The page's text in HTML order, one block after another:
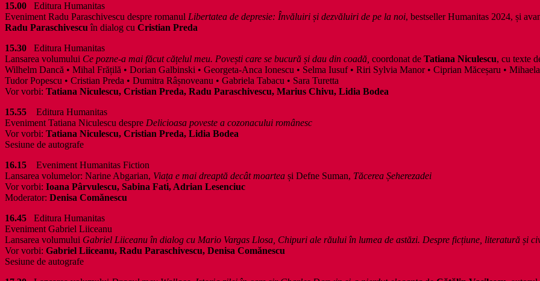
15.00 Editura Humanitas
Eveniment Radu Paraschivescu despre romanul Libertatea de depresie: Învăluiri și dezvăluiri de pe la noi, bestseller Humanitas 2024, și
Radu Paraschivescu în dialog cu Cristian Preda
15.30 Editura Humanitas
Lansarea volumului Ce pozne-a mai făcut cățelul meu. Povești care se bucură și dau din coadă, coordonat de Tatiana Niculescu, cu texte
Wilhelm Dancă • Mihal Frățilă • Dorian Galbinski • Georgeta-Anca Ionescu • Selma Iusuf • Riri Sylvia Manor • Ciprian Măceșaru •
Tudor Popescu • Cristian Preda • Dumitra Râșnoveanu • Gabriela Tabacu • Sara Turetta
Vor vorbi: Tatiana Niculescu, Cristian Preda, Radu Paraschivescu, Marius Chivu, Lidia Bodea
15.55 Editura Humanitas
Eveniment Tatiana Niculescu despre Delicioasa poveste a cozonacului românesc
Vor vorbi: Tatiana Niculescu, Cristian Preda, Lidia Bodea
Sesiune de autografe
16.15 Eveniment Humanitas Fiction
Lansarea volumelor: Narine Abgarian, Viața e mai dreaptă decât moartea și Defne Suman, Tăcerea Șeherezadei
Vor vorbi: Ioana Pârvulescu, Sabina Fati, Adrian Lesenciuc
Moderator: Denisa Comănescu
16.45 Editura Humanitas
Eveniment Gabriel Liiceanu
Lansarea volumului Gabriel Liiceanu în dialog cu Mario Vargas Llosa, Chipuri ale răului în lumea de astăzi. Despre ficțiune, literatură și
Vor vorbi: Gabriel Liiceanu, Radu Paraschivescu, Denisa Comănescu
Sesiune de autografe